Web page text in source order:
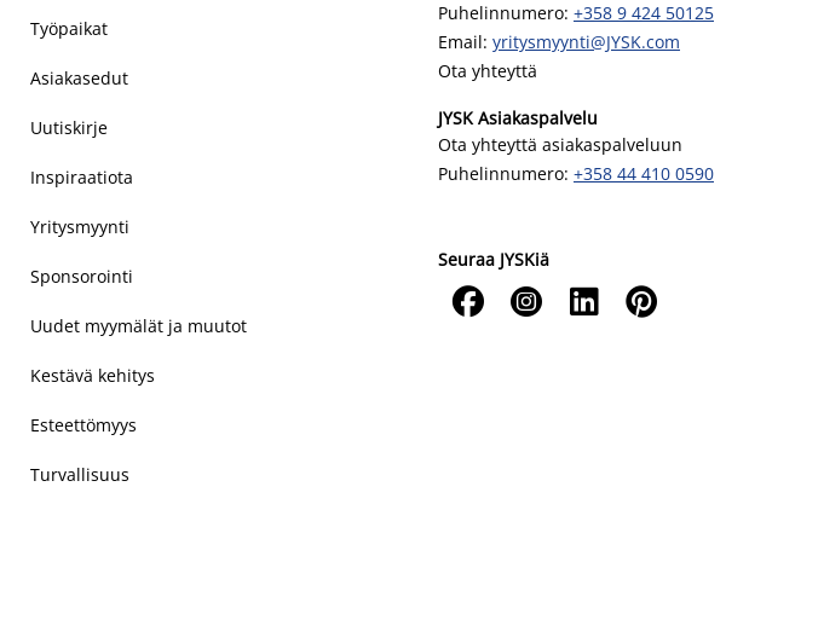
Työpaikat
Asiakasedut
Uutiskirje
Inspiraatiota
Yritysmyynti
Sponsorointi
Uudet myymälät ja muutot
Kestävä kehitys
Esteettömyys
Turvallisuus
Puhelinnumero: +358 9 424 50125
Email: yritysmyynti@JYSK.com
Ota yhteyttä
JYSK Asiakaspalvelu
Ota yhteyttä asiakaspalveluun
Puhelinnumero: +358 44 410 0590
Seuraa JYSKiä
   